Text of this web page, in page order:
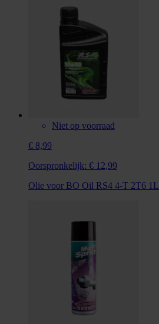
Niet op voorraad
€ 8,99
Oorspronkelijk: € 12,99
Olie voor BO Oil RS4 4-T 2T6 1L